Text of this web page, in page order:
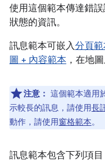
使用這個範本傳達錯
狀態的資訊。
訊息範本可嵌入分頁
圖 + 內容範本 ，在地
注意： 這個範本適用
示較長的訊息，請使用長
動作，請使用窗格範本。
訊息範本包含下列項目